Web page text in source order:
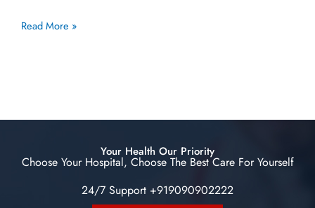
Read More »
Your Health Our Priority
Choose Your Hospital, Choose The Best Care For Yourself
24/7 Support +919090902222